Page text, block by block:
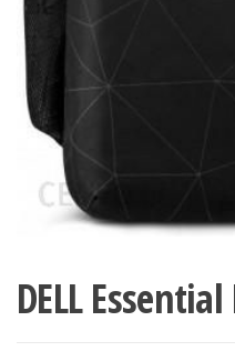
DELL Essential